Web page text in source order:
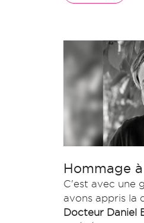
Hommage
C'est avec une
avons appris la
Docteur Daniel